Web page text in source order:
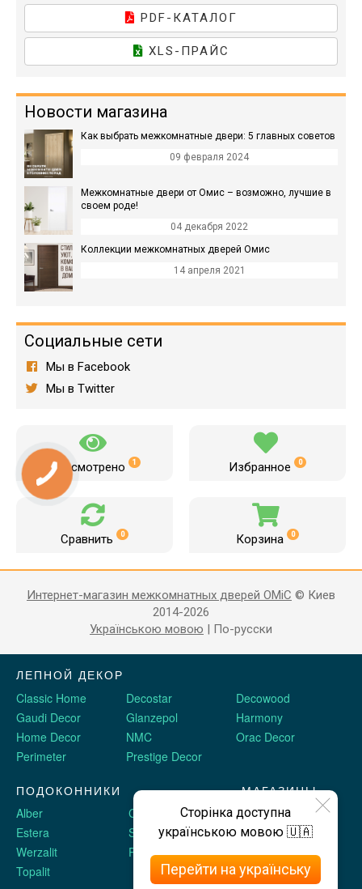
PDF-КАТАЛОГ
XLS-ПРАЙС
Новости магазина
Как выбрать межкомнатные двери: 5 главных советов
09 февраля 2024
Межкомнатные двери от Омис – возможно, лучшие в
своем роде!
04 декабря 2022
Коллекции межкомнатных дверей Омис
14 апреля 2021
Социальные сети
Мы в Facebook
Мы в Twitter
Просмотрено 1 Избранное 0
Сравнить 0 Корзина 0
Интернет-магазин межкомнатных дверей OMiC © Киев
2014-2026
Українською мовою | По-русски
ЛЕПНОЙ ДЕКОР
Classic Home
Decostar
Decowood
Gaudi Decor
Glanzepol
Harmony
Home Decor
NMC
Orac Decor
Perimeter
Prestige Decor
ПОДОКОННИКИ
Alber
Crystalit
Estera
Sauberg
Werzalit
Plastolit
Topalit
МАГАЗИНЫ
Двери Omis
Stickerwall
Жидкие обои
Сторінка доступна
українською мовою 🇺🇦
Перейти на українську